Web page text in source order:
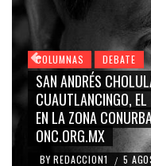
INSEGUROS
BY